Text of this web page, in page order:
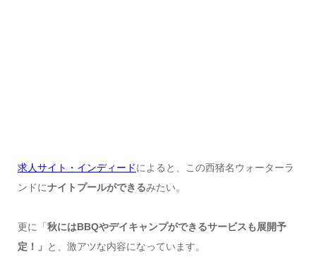
求人サイト・インディードによると、この西猪名ウォーターラ
ンドにナイトプールができるみたい。
更に「 秋にはBBQやデイキャンプができるサービスも展開予
定！」 と、激アツな内容になっています。